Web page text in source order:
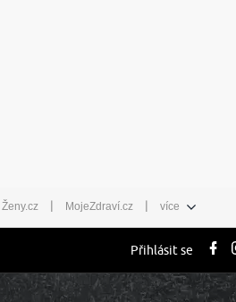
Ženy.cz | MojeZdraví.cz | více
Přihlásit se